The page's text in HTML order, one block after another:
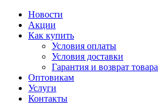
Новости
Акции
Как купить
Условия оплаты
Условия доставки
Гарантия и возврат товара
Оптовикам
Услуги
Контакты